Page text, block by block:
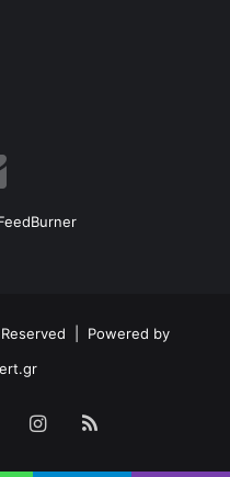
| Powered by
YouTubeInstagram